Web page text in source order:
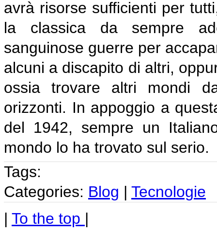
avrà risorse sufficienti per
la classica da sempre
sanguinose guerre per
alcuni a discapito di altri,
ossia trovare altri mondi
orizzonti. In appoggio a
del 1942, sempre un
mondo lo ha trovato sul serio.
Tags:
Categories: Blog | Tecnologie
| To the top |